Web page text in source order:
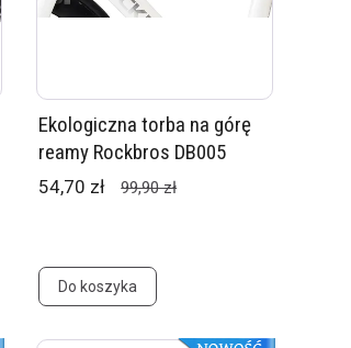
Ekologiczna torba na górę
reamy Rockbros DB005
54,70 zł 99,90 zł
Do koszyka